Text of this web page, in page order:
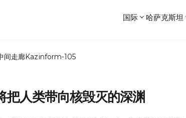
国际 哈萨克斯坦
间走廊Kazinform-105
把人类带向核毁灭的深渊